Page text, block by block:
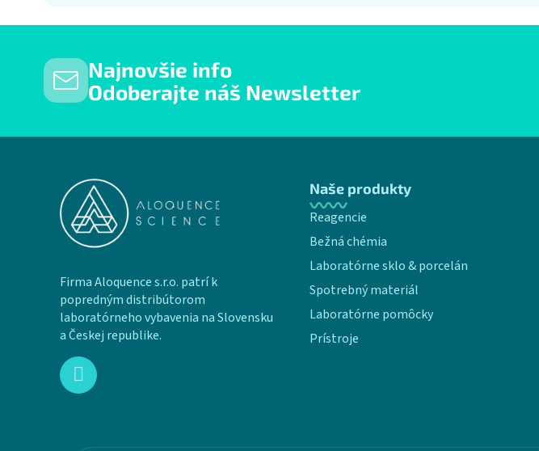
Najnovšie info
Odoberajte náš Newsletter
Firma Aloquence s.r.o. patrí k
popredným distribútorom
laboratórneho vybavenia na Slovensku
a Českej republike.
Naše produkty
Reagencie
Bežná chémia
Laboratórne sklo & porcelán
Spotrebný materiál
Laboratórne pomôcky
Prístroje